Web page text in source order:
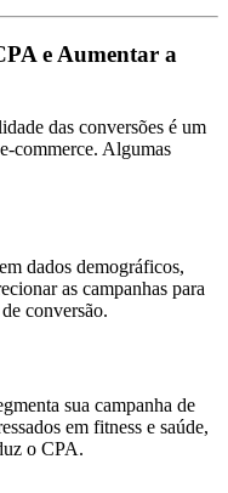
e Aumentar a
das conversões é um
commerce. Algumas
dados demográficos,
as campanhas para
conversão.
sua campanha de
em fitness e saúde,
o CPA.